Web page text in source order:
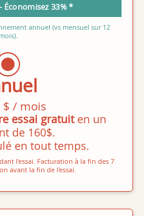
33% *
annuel (vs mensuel sur 12
mois).
$ / mois
essai gratuiten un
de 160$.
en tout temps.
l'essai. Facturation à la fin des 7
avant la fin de l'essai.